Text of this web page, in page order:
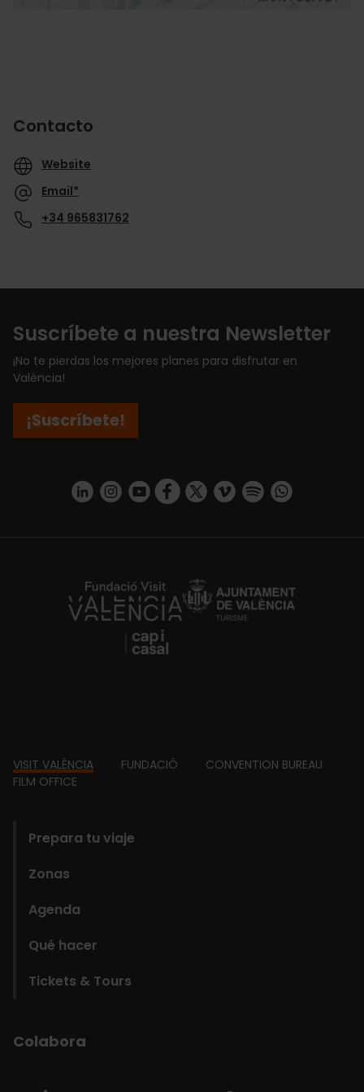
Contacto
Website
Email*
+34 965831762
Suscríbete a nuestra Newsletter
¡No te pierdas los mejores planes para disfrutar en
València!
¡Suscríbete!
https://www.linkedin.com/company/turismo-valencia/mycompany/
https://www.instagram.com/visit_valencia/
https://www.youtube.com/user/
https://www.facebook.com/
https://twitter.com/
https://vimeo.com/
https://https://api.whatsapp.com/
https://fundacion.visitvalencia.com/
Footer
VISIT VALÈNCIA FUNDACIÓ
CONVENTION BUREAU
FILM OFFICE
Prepara tu viaje
Zonas
Agenda
Qué hacer
Tickets & Tours
Colabora